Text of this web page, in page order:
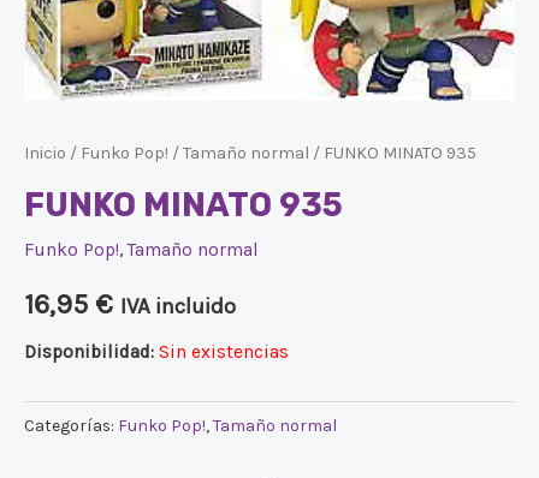
Inicio / Funko Pop! /Tamaño normal / FUNKO MINATO 935
FUNKO MINATO 935
Funko Pop!,Tamaño normal
16,95 € IVA incluido
Disponibilidad: Sin existencias
Categorías: Funko Pop!,Tamaño normal